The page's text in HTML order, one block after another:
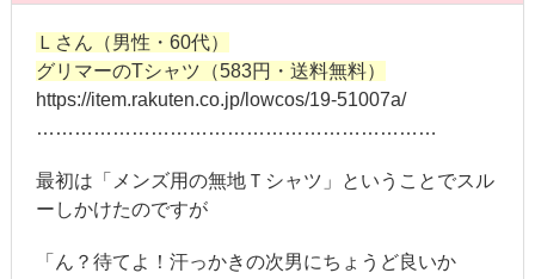
Ｌさん（男性・60代）
グリマーのTシャツ（583円・送料無料）
https://item.rakuten.co.jp/lowcos/19-51007a/
………………………………………………………
最初は「メンズ用の無地Ｔシャツ」ということでスル
ーしかけたのですが
「ん？待てよ！汗っかきの次男にちょうど良いか